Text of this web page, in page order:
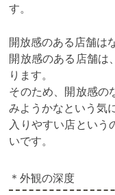
す。
開放感のある店舗は
開放感のある店舗は
ります。
そのため、開放感の
みようかなという気
入りやすい店という
いです。
＊外観の深度